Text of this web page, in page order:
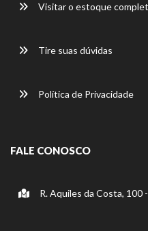
Visitar o estoque
Tire suas dúvidas
Política de Privacidade
FALE CONOSCO
R. Aquiles da Costa, 100